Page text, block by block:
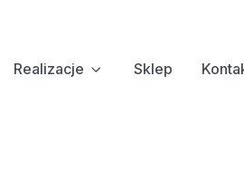
Realizacje Sklep